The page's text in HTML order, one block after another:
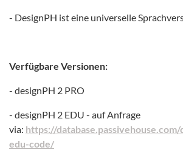
- DesignPH ist eine universelle
Verfügbare Versionen:
- designPH 2 PRO
- designPH 2 EDU - auf Anfrage
via: https://
edu-code/